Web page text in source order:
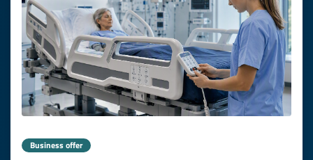
Business offer